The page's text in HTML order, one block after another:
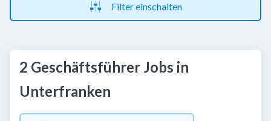
Filter einschalten
2 Geschäftsführer Jobs in
Unterfranken